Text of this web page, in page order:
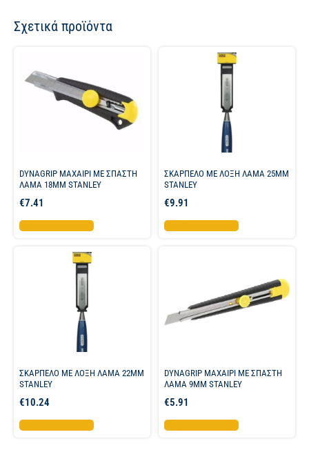
Σχετικά προϊόντα
DYNAGRIP ΜΑΧΑΙΡΙ ME ΣΠΑΣΤΗ
ΛΑΜΑ 18MM STANLEY
€7.41
Προσθήκη στο καλάθι
ΣΚΑΡΠΕΛΟ ΜΕ ΛΟΞΗ ΛΑΜΑ 25MM
STANLEY
€9.91
Προσθήκη στο καλάθι
ΣΚΑΡΠΕΛΟ ΜΕ ΛΟΞΗ ΛΑΜΑ 22MM
STANLEY
€10.24
Προσθήκη στο καλάθι
DYNAGRIP ΜΑΧΑΙΡΙ ME ΣΠΑΣΤΗ
ΛΑΜΑ 9MM STANLEY
€5.91
Προσθήκη στο καλάθι